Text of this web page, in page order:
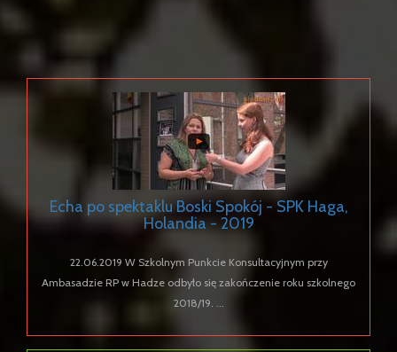
Echa po spektaklu Boski Spokój - SPK Haga,
Holandia - 2019
22.06.2019 W Szkolnym Punkcie Konsultacyjnym przy
Ambasadzie RP w Hadze odbyło się zakończenie roku szkolnego
2018/19. ...